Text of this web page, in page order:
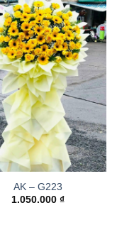
AK – G223
1.050.000 ₫